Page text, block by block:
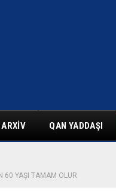
ARXIV QAN YADDAŞI
60 YAŞI TAMAM OLUR